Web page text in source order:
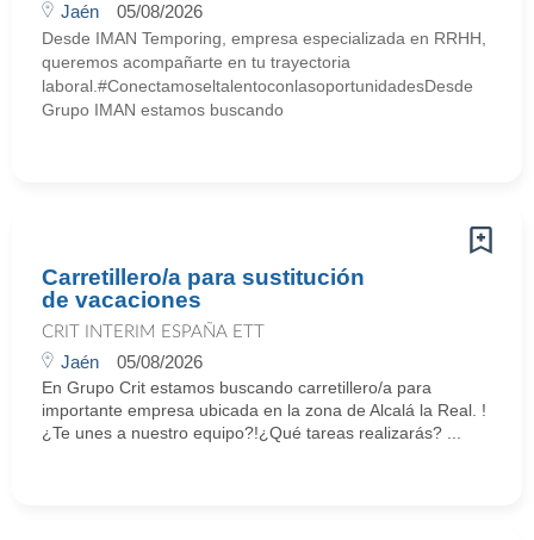
Jaén 05/08/2026
Desde IMAN Temporing, empresa especializada en RRHH,
queremos acompañarte en tu trayectoria
laboral.#ConectamoseltalentoconlasoportunidadesDesde
Grupo IMAN estamos buscando
Carretillero/a para sustitución
de vacaciones
CRIT INTERIM ESPAÑA ETT
Jaén 05/08/2026
En Grupo Crit estamos buscando carretillero/a para
importante empresa ubicada en la zona de Alcalá la Real. !
¿Te unes a nuestro equipo?!¿Qué tareas realizarás? ...